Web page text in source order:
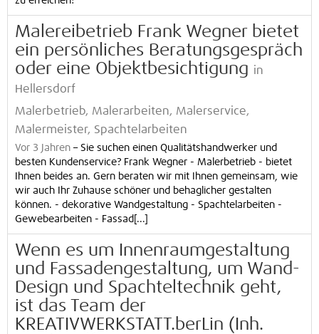
Malereibetrieb Frank Wegner bietet
ein persönliches Beratungsgespräch
oder eine Objektbesichtigung in
Hellersdorf
Malerbetrieb, Malerarbeiten, Malerservice,
Malermeister, Spachtelarbeiten
Vor 3 Jahren – Sie suchen einen Qualitätshandwerker und
besten Kundenservice? Frank Wegner - Malerbetrieb - bietet
Ihnen beides an. Gern beraten wir mit Ihnen gemeinsam, wie
wir auch Ihr Zuhause schöner und behaglicher gestalten
können. - dekorative Wandgestaltung - Spachtelarbeiten -
Gewebearbeiten - Fassad[...]
Wenn es um Innenraumgestaltung
und Fassadengestaltung, um Wand-
Design und Spachteltechnik geht,
ist das Team der
KREATIVWERKSTATT.berLin (Inh.